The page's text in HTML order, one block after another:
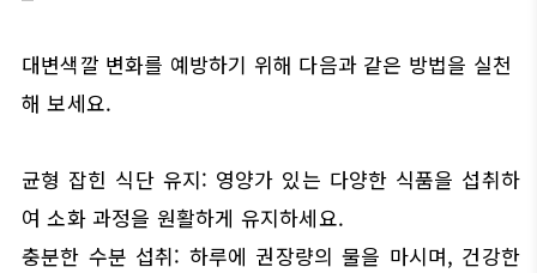
대변색깔 변화를 예방하기 위해 다음과 같은 방법을 실천
해 보세요.
균형 잡힌 식단 유지: 영양가 있는 다양한 식품을 섭취하
여 소화 과정을 원활하게 유지하세요.
충분한 수분 섭취: 하루에 권장량의 물을 마시며, 건강한